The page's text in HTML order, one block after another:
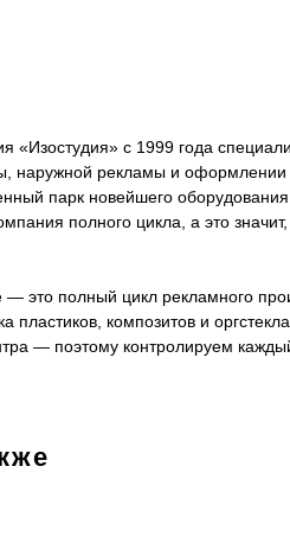
«Изостудия» с 1999 года
наружной рекламы и оформлении
парк новейшего
полного цикла, а это
это полный цикл рекламного
пластиков, композитов и
— поэтому контролируем